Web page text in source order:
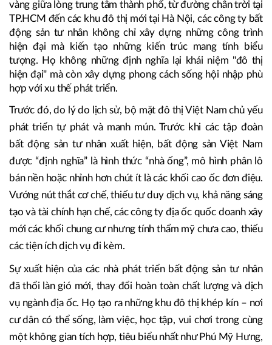
tập đoàn bất động sản tư nhân Việt Nam định hình lại
diện mạo hạ tầng và đô thị Việt Nam.
Từ những vùng đất ven đô hoang sơ đến những khu đất
vàng giữa lòng trung tâm thành phố, từ đường chân trời tại
động sản tư nhân không chỉ xây dựng những công trình
hiện đại mà kiến tạo những kiến trúc mang tính biểu
tượng. Họ không những định nghĩa lại khái niệm "đô thị
hiện đại" mà còn xây dựng phong cách sống hội nhập phù
hợp với xu thế phát triển.
Trước đó, do lý do lịch sử, bộ mặt đô thị Việt Nam chủ yếu
phát triển tự phát và manh mún. Trước khi các tập đoàn
bất động sản tư nhân xuất hiện, bất động sản Việt Nam
được “định nghĩa” là hình thức “nhà ống”, mô hình phân lô
Vướng nút thắt cơ chế, thiếu tư duy dịch vụ, khả năng sáng
tạo và tài chính hạn chế, các công ty địa ốc quốc doanh xây
mới các khối chung cư nhưng tính thẩm mỹ chưa cao, thiếu
các tiện ích dịch vụ đi kèm.